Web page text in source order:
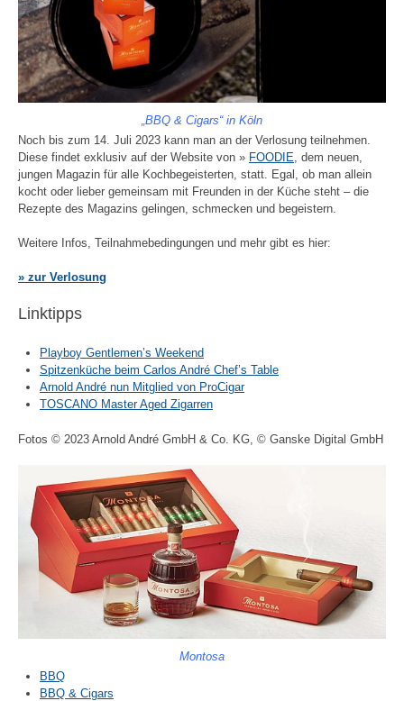
„BBQ & Cigars“ in Köln
Noch bis zum 14. Juli 2023 kann man an der Verlosung teilnehmen.
Diese findet exklusiv auf der Website von » FOODIE , dem neuen,
jungen Magazin für alle Kochbegeisterten, statt. Egal, ob man allein
kocht oder lieber gemeinsam mit Freunden in der Küche steht – die
Rezepte des Magazins gelingen, schmecken und begeistern.
Weitere Infos, Teilnahmebedingungen und mehr gibt es hier:
» zur Verlosung
Linktipps
Playboy Gentlemen’s Weekend
Spitzenküche beim Carlos André Chef’s Table
Arnold André nun Mitglied von ProCigar
TOSCANO Master Aged Zigarren
Fotos © 2023 Arnold André GmbH & Co. KG, © Ganske Digital GmbH
Montosa
BBQ
BBQ & Cigars